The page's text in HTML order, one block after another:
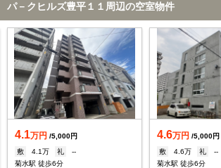
パ－クヒルズ豊平１１周辺の空室物件
4.1万円 /5,000円
敷
4.1万 礼
--
菊水駅 徒歩6分
4.6万円 /5,000円
敷
4.6万 礼
--
菊水駅 徒歩6分